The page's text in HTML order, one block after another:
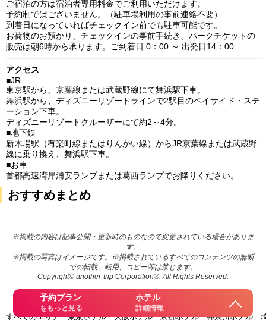
ご宿泊の方は宿泊者専用料金でご利用いただけます。
予約制ではございません。（駐車場利用の事前連絡不要）
到着日になっていればチェックイン前でも駐車可能です。
お荷物のお預かり、チェックインの事前手続き、パークチケットの
販売は朝6時から承ります。ご到着日 0：00 ～ 出発日14：00
アクセス
■JR
東京駅から、京葉線または武蔵野線にて舞浜駅下車。
舞浜駅から、ディズニーリゾートラインで2駅目のベイサイド・ステ
ーション下車。
ディズニーリゾートクルーザーにて約2～4分。
■地下鉄
新木場駅（有楽町線またはりんかい線）からJR京葉線または武蔵野
線に乗り換え、舞浜駅下車。
■お車
首都高速湾岸浦安ランプまたは葛西ランプでお降りください。
予約プラン
をもっと見る
ホテル
詳細情報
おすすめまとめ
※掲載の内容は記事公開・更新時のものなので変更されている場合がありま
す。
※掲載の写真はイメージです。※掲載されているすべてのコンテンツの無断
での転載、転用、コピー等は禁じます。
Copyright© another-trip Corporation®. All Rights Reserved.
すべてのエリア 東京ホテル 大阪ホテル 京都ホテル 神奈川ホテル